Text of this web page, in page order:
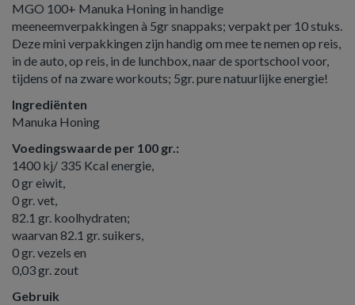
MGO 100+ Manuka Honing in handige
meeneemverpakkingen à 5gr snappaks; verpakt per 10 stuks.
Deze mini verpakkingen zijn handig om mee te nemen op reis,
in de auto, op reis, in de lunchbox, naar de sportschool voor,
tijdens of na zware workouts; 5gr. pure natuurlijke energie!
Ingrediënten
Manuka Honing
Voedingswaarde per 100 gr.:
1400 kj/ 335 Kcal energie,
0 gr eiwit,
0 gr. vet,
82.1 gr. koolhydraten;
waarvan 82.1 gr. suikers,
0 gr. vezels en
0,03 gr. zout
Gebruik